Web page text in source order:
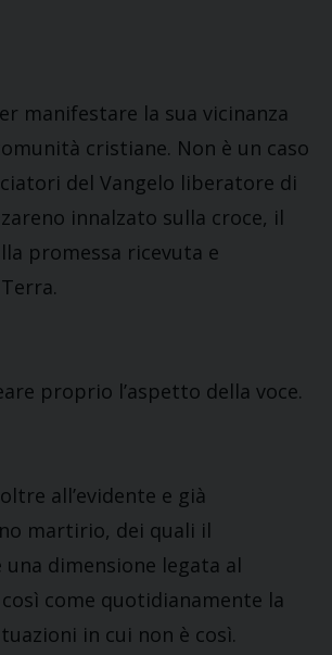
manifestare la sua vicinanza
cristiane. Non è un caso
del Vangelo liberatore di
innalzato sulla croce, il
promessa ricevuta e
proprio l’aspetto della voce.
all’evidente e già
martirio, dei quali il
dimensione legata al
come quotidianamente la
in cui non è così.